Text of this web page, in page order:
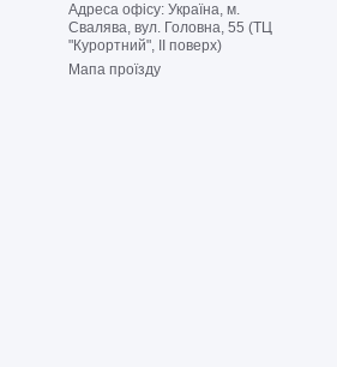
Адреса офісу: Україна, м.
Свалява, вул. Головна, 55 (ТЦ
"Курортний", ІІ поверх)
Мапа проїзду